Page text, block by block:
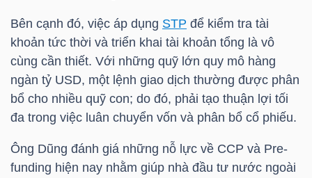
Bên cạnh đó, việc áp dụng STP để kiểm tra tài
khoản tức thời và triển khai tài khoản tổng là vô
cùng cần thiết. Với những quỹ lớn quy mô hàng
ngàn tỷ USD, một lệnh giao dịch thường được phân
bổ cho nhiều quỹ con; do đó, phải tạo thuận lợi tối
đa trong việc luân chuyển vốn và phân bổ cổ phiếu.
Ông Dũng đánh giá những nỗ lực về CCP và Pre-
funding hiện nay nhằm giúp nhà đầu tư nước ngoài
DỊCH
VỤ
TRUYỀN
THÔNG